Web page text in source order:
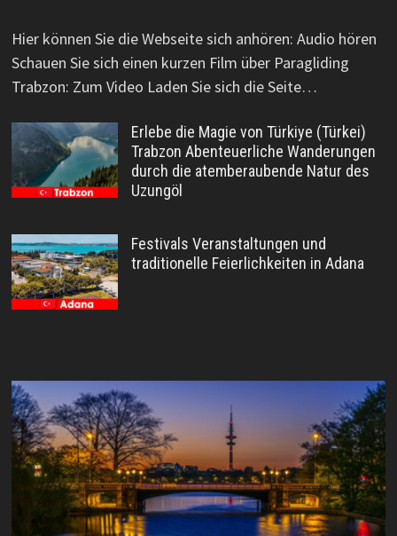
Hier können Sie die Webseite sich anhören: Audio hören
Schauen Sie sich einen kurzen Film über Paragliding
Trabzon: Zum Video Laden Sie sich die Seite…
Erlebe die Magie von Türkiye (Türkei)
Trabzon Abenteuerliche Wanderungen
durch die atemberaubende Natur des
Uzungöl
Festivals Veranstaltungen und
traditionelle Feierlichkeiten in Adana